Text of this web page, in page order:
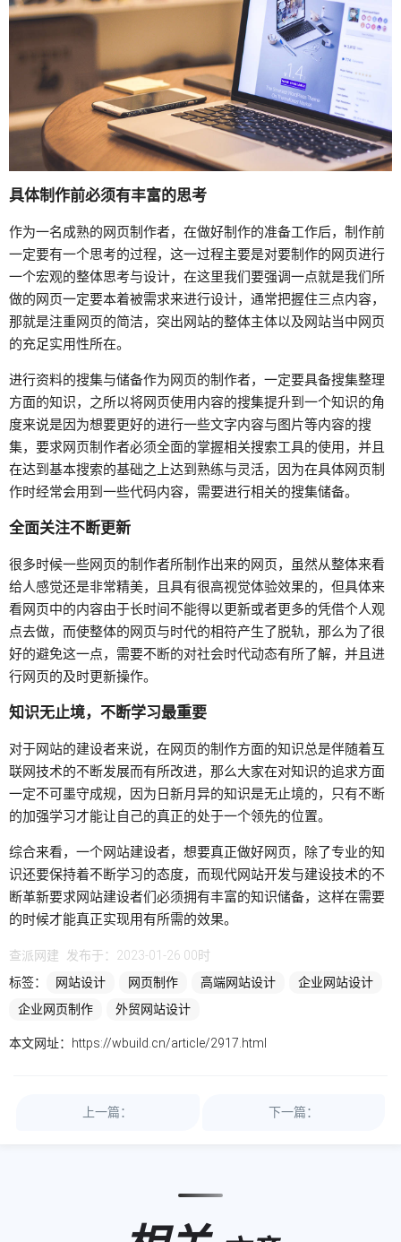
具体制作前必须有丰富的思考
作为一名成熟的网页制作者，在做好制作的准备工作后，制作前
一定要有一个思考的过程，这一过程主要是对要制作的网页进行
一个宏观的整体思考与设计，在这里我们要强调一点就是我们所
做的网页一定要本着被需求来进行设计，通常把握住三点内容，
那就是注重网页的简洁，突出网站的整体主体以及网站当中网页
的充足实用性所在。
进行资料的搜集与储备作为网页的制作者，一定要具备搜集整理
方面的知识，之所以将网页使用内容的搜集提升到一个知识的角
度来说是因为想要更好的进行一些文字内容与图片等内容的搜
集，要求网页制作者必须全面的掌握相关搜索工具的使用，并且
在达到基本搜索的基础之上达到熟练与灵活，因为在具体网页制
作时经常会用到一些代码内容，需要进行相关的搜集储备。
全面关注不断更新
很多时候一些网页的制作者所制作出来的网页，虽然从整体来看
给人感觉还是非常精美，且具有很高视觉体验效果的，但具体来
看网页中的内容由于长时间不能得以更新或者更多的凭借个人观
点去做，而使整体的网页与时代的相符产生了脱轨，那么为了很
好的避免这一点，需要不断的对社会时代动态有所了解，并且进
行网页的及时更新操作。
知识无止境，不断学习最重要
对于网站的建设者来说，在网页的制作方面的知识总是伴随着互
联网技术的不断发展而有所改进，那么大家在对知识的追求方面
一定不可墨守成规，因为日新月异的知识是无止境的，只有不断
的加强学习才能让自己的真正的处于一个领先的位置。
综合来看，一个网站建设者，想要真正做好网页，除了专业的知
识还要保持着不断学习的态度，而现代网站开发与建设技术的不
断革新要求网站建设者们必须拥有丰富的知识储备，这样在需要
的时候才能真正实现用有所需的效果。
查派网建
发布于：2023-01-26 00时
标签：
网站设计 网页制作 高端网站设计
企业网站设计
企业网页制作
外贸网站设计
本文网址： https://wbuild.cn/article/2917.html
上一篇： 下一篇：